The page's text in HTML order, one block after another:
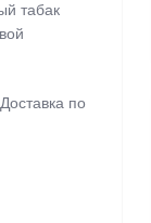
табак
по